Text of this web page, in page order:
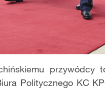
przywódcy
Politycznego KC